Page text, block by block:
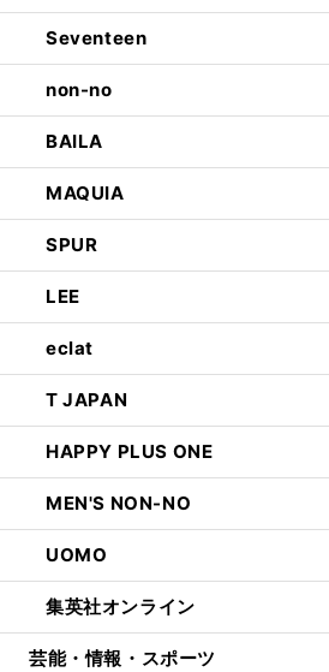
Seventeen
non-no
BAILA
MAQUIA
SPUR
LEE
eclat
T JAPAN
HAPPY PLUS ONE
MEN'S NON-NO
UOMO
集英社オンライン
芸能・情報・スポーツ